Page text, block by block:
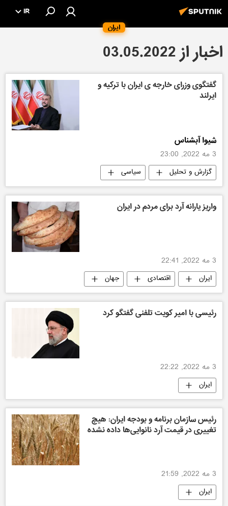
ایران
IR
اخبار از 03.05.2022
گفتگوی وزرای خارجه ی ایران با ترکیه و
ایرلند
شیوا آبشناس
3 مه 2022, 23:00
گزارش و تحلیل سیاسی
واریز یارانه آرد برای مردم در ایران
3 مه 2022, 22:41
ایران اقتصادی جهان
رئیسی با امیر کویت تلفنی گفتگو کرد
3 مه 2022, 22:22
ایران
رئیس سازمان برنامه و بودجه ایران: هیچ
تغییری در قیمت آرد نانوایی‌ها داده نشده
3 مه 2022, 21:59
ایران